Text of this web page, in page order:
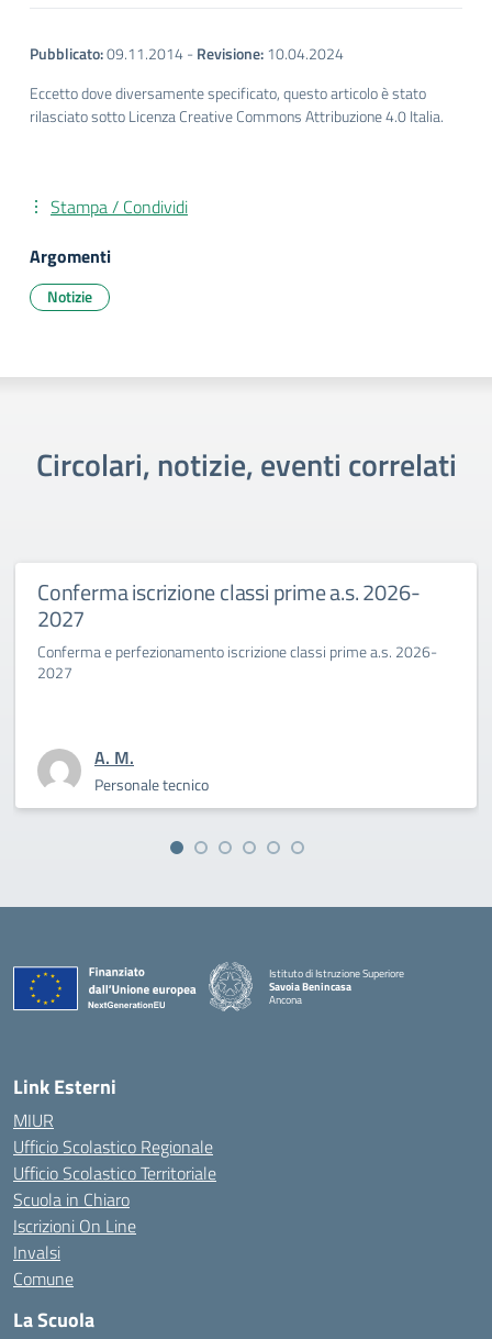
Pubblicato:09.11.2014-Revisione:10.04.2024
Eccetto dove diversamente specificato, questo articolo è stato
rilasciato sotto Licenza Creative Commons Attribuzione 4.0 Italia.
Stampa / Condividi
Argomenti
Notizie
Circolari, notizie, eventi correlati
Conferma iscrizione classi prime a.s. 2026-
2027
Conferma e perfezionamento iscrizione classi prime a.s. 2026-
2027
A. M.
Personale tecnico
Istituto di Istruzione Superiore
Savoia Benincasa
Ancona
Link Esterni
MIUR
Ufficio Scolastico Regionale
Ufficio Scolastico Territoriale
Scuola in Chiaro
Iscrizioni On Line
Invalsi
Comune
La Scuola